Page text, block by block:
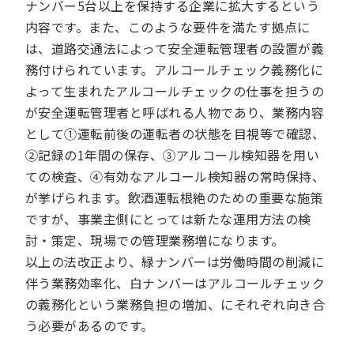
ナンバー5台以上を保持する企業に拡大するという
内容です。また、このような要件を満たす拠点に
は、道路交通法によって安全運転管理者の設置が義
務付けられています。アルコールチェック義務化に
よって生まれたアルコールチェックの仕事を担うの
が安全運転管理者と呼ばれる人物であり、業務内容
として①運転前後の運転者の状態を目視等で確認、
②記録の1年間の保存、③アルコール検知器を用い
ての検査、④有効なアルコール検知器の常時保持、
が挙げられます。飲酒運転根絶のための重要な施策
ですが、事業主側にとっては新たな運用方法の検
討・策定、現場での管理業務増になります。
以上の法改正より、緑ナンバーは労働時間の削減に
伴う業務効率化、白ナンバーはアルコールチェック
の義務化という業務負担の増加、にそれぞれ向き合
う必要があるのです。